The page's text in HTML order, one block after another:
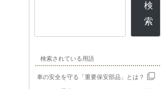
検
索
検索されている用語
車の安全を守る「重要保安部品」とは？